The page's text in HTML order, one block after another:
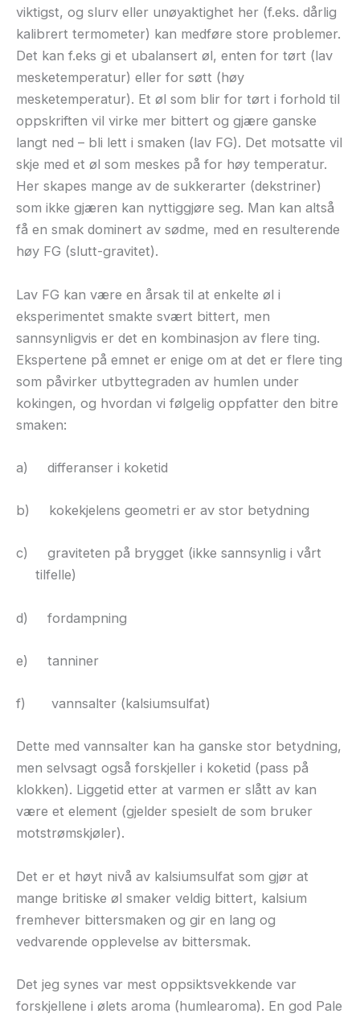
viktigst, og slurv eller unøyaktighet her (f.eks. dårlig
kalibrert termometer) kan medføre store problemer.
Det kan f.eks gi et ubalansert øl, enten for tørt (lav
mesketemperatur) eller for søtt (høy
mesketemperatur). Et øl som blir for tørt i forhold til
oppskriften vil virke mer bittert og gjære ganske
langt ned – bli lett i smaken (lav FG). Det motsatte vil
skje med et øl som meskes på for høy temperatur.
Her skapes mange av de sukkerarter (dekstriner)
som ikke gjæren kan nyttiggjøre seg. Man kan altså
få en smak dominert av sødme, med en resulterende
høy FG (slutt-gravitet).
Lav FG kan være en årsak til at enkelte øl i
eksperimentet smakte svært bittert, men
sannsynligvis er det en kombinasjon av flere ting.
Ekspertene på emnet er enige om at det er flere ting
som påvirker utbyttegraden av humlen under
kokingen, og hvordan vi følgelig oppfatter den bitre
smaken:
a) differanser i koketid
b) kokekjelens geometri er av stor betydning
c)
graviteten på brygget (ikke sannsynlig i vårt
tilfelle)
d) fordampning
e) tanniner
f) vannsalter (kalsiumsulfat)
Dette med vannsalter kan ha ganske stor betydning,
men selvsagt også forskjeller i koketid (pass på
klokken). Liggetid etter at varmen er slått av kan
være et element (gjelder spesielt de som bruker
motstrømskjøler).
Det er et høyt nivå av kalsiumsulfat som gjør at
mange britiske øl smaker veldig bittert, kalsium
fremhever bittersmaken og gir en lang og
vedvarende opplevelse av bittersmak.
Det jeg synes var mest oppsiktsvekkende var
forskjellene i ølets aroma (humlearoma). En god Pale